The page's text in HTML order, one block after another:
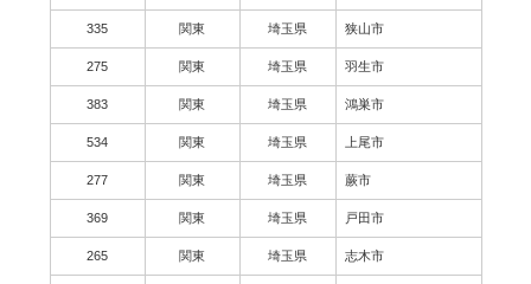
335 関東 埼玉県 狭山市
275 関東 埼玉県 羽生市
383 関東 埼玉県 鴻巣市
534 関東 埼玉県 上尾市
277 関東 埼玉県 蕨市
369 関東 埼玉県 戸田市
265 関東 埼玉県 志木市